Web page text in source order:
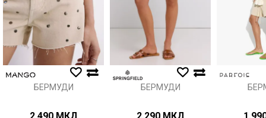
Анти спам заштита - пресметајте колку е 9 - 4 :
ИСПРАТИ
БЕРМУДИ БЕРМУДИ